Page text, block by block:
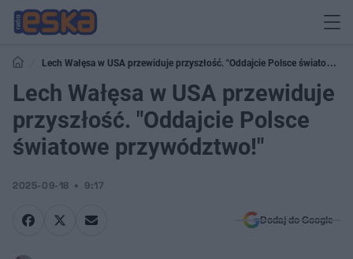
Lech Wałęsa w USA przewiduje przyszłość. "Oddajcie Polsce światowe
przywództwo!"
Lech Wałęsa w USA przewiduje
przyszłość. "Oddajcie Polsce
światowe przywództwo!"
2025-09-18 9:17
Dodaj do Google